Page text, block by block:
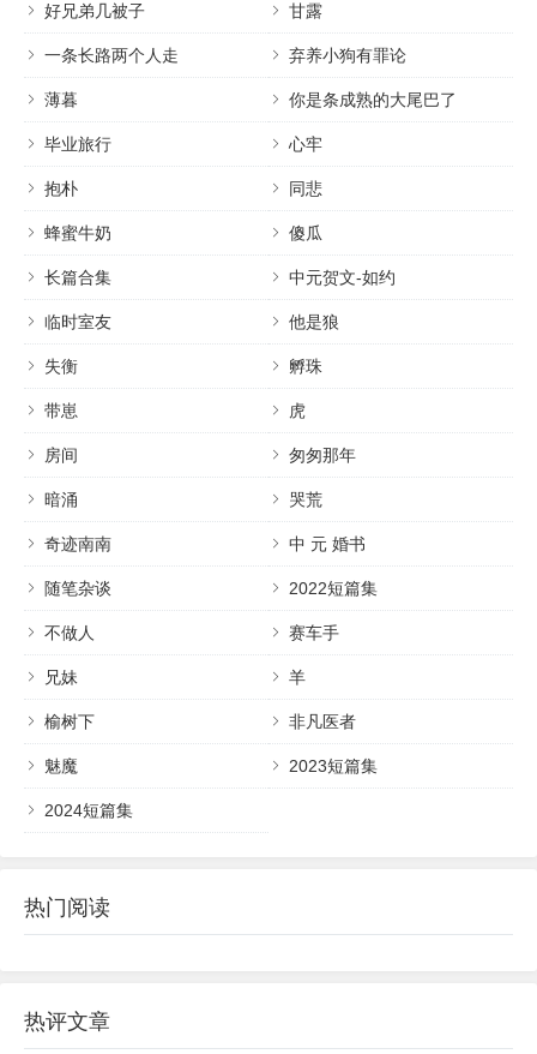
好兄弟几被子 甘露
一条长路两个人走 弃养小狗有罪论
薄暮 你是条成熟的大尾巴了
毕业旅行 心牢
抱朴 同悲
蜂蜜牛奶 傻瓜
长篇合集 中元贺文-如约
临时室友 他是狼
失衡 孵珠
带崽 虎
房间 匆匆那年
暗涌 哭荒
奇迹南南 中 元 婚书
随笔杂谈 2022短篇集
不做人 赛车手
兄妹 羊
榆树下 非凡医者
魅魔 2023短篇集
2024短篇集
热门阅读
热评文章